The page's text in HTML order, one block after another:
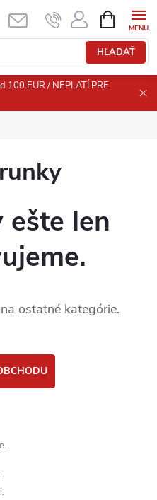
HĽADAŤ
KOŠÍK
100 EUR / NEPLATÍ PRE
len
ostatné kategórie.